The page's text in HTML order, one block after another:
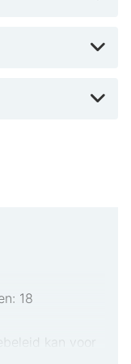
18
kan voor